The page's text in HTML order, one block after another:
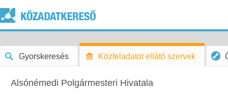
Gyorskeresés Közfeladatot ellátó szervek
Alsónémedi Polgármesteri Hivatala